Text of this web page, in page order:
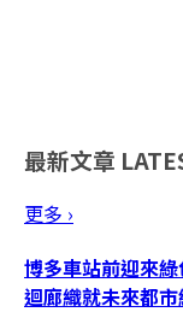
最新文章
更多 ›
博多車站前迎來
迴廊織就未來都市